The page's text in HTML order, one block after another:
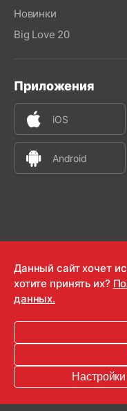
Новинки
Big Love 20
Приложения
iOS
Android
OOO "Радио-Любовь"
Информация для
Данный сайт хочет
хотите принять их?
данных.